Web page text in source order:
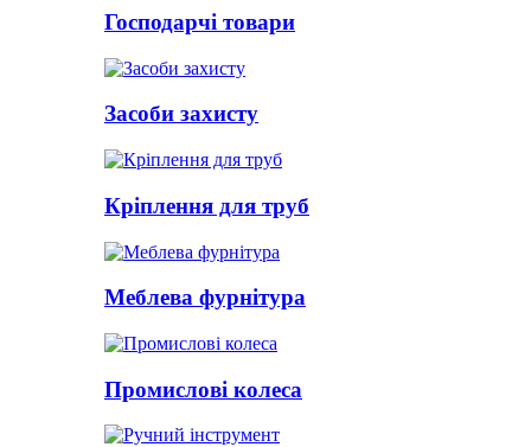
Господарчі товари
Засоби захисту
Кріплення для труб
Меблева фурнітура
Промислові колеса